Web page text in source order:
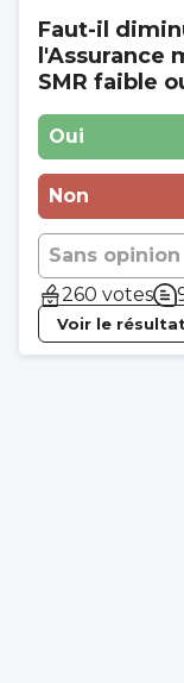
Faut-il
l'Assurance
SMR faible
Oui
Non
Sans opinion
260 votes
Voir le résultat